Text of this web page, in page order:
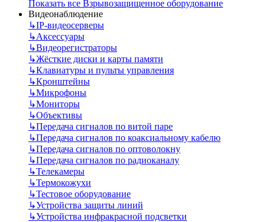
Показать все Взрывозащищенное оборудование
Видеонаблюдение
↳IP-видеосерверы
↳Аксессуары
↳Видеорегистраторы
↳Жёсткие диски и карты памяти
↳Клавиатуры и пульты управления
↳Кронштейны
↳Микрофоны
↳Мониторы
↳Объективы
↳Передача сигналов по витой паре
↳Передача сигналов по коаксиальному кабелю
↳Передача сигналов по оптоволокну
↳Передача сигналов по радиоканалу
↳Телекамеры
↳Термокожухи
↳Тестовое оборудование
↳Устройства защиты линий
↳Устройства инфракрасной подсветки